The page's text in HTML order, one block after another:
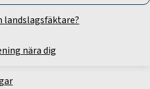
landslagsfäktare?
nära dig